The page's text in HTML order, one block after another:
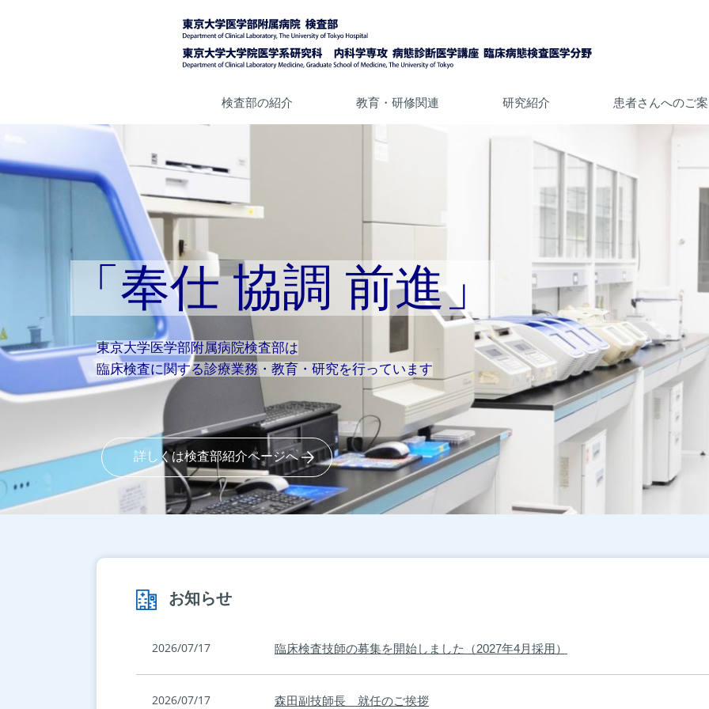
検査部の紹介 教育・研修関連 研究紹介 患者さんへのご
「奉仕 協調 前進」
東京大学医学部附属病院検査部は
臨床検査に関する診療業務・教育・研究を行っています
詳しくは検査部紹介ページへ
お知らせ
2026/07/17 臨床検査技師の募集を開始しました（2027年4月採用）
2026/07/17 森田副技師長 就任のご挨拶